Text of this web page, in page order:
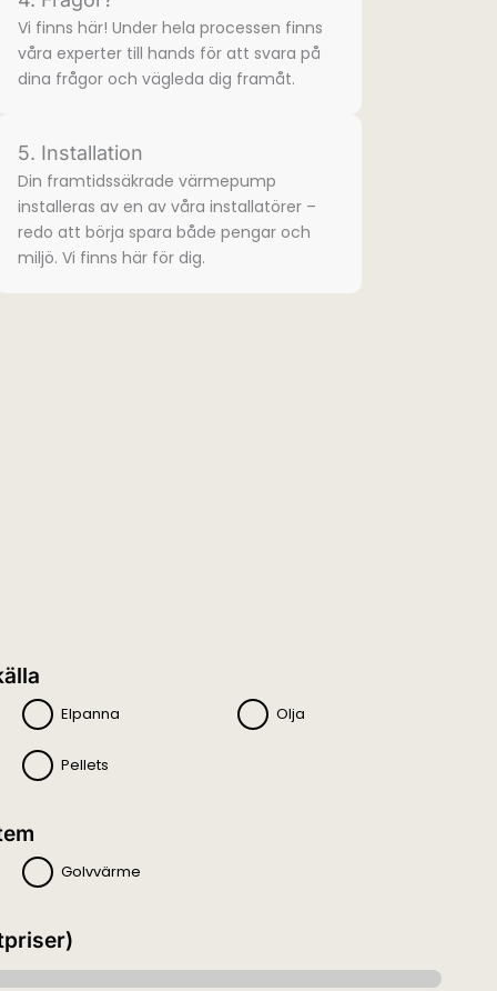
Vi finns här! Under hela processen finns
våra experter till hands för att svara på
dina frågor och vägleda dig framåt.
5. Installation
Din framtidssäkrade värmepump
installeras av en av våra installatörer –
redo att börja spara både pengar och
miljö. Vi finns här för dig.​
Elpanna Olja
Pellets
Golvvärme